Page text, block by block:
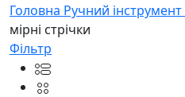
Головнa Ручний інструмент
мірні стрічки
Фільтр